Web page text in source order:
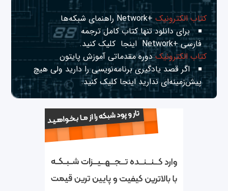
کتاب الکترونیک+Network راهنمای شبکه‌ها
برای دانلود تنها کتاب کامل ترجمه
فارسی +Network
اینجا کلیک کنید.
کتاب الکترونیکدوره مقدماتی آموزش پایتون
اگر قصد یادگیری برنامه‌نویسی را دارید ولی هیچ
پیش‌زمینه‌ای نداریداینجا کلیک کنید.